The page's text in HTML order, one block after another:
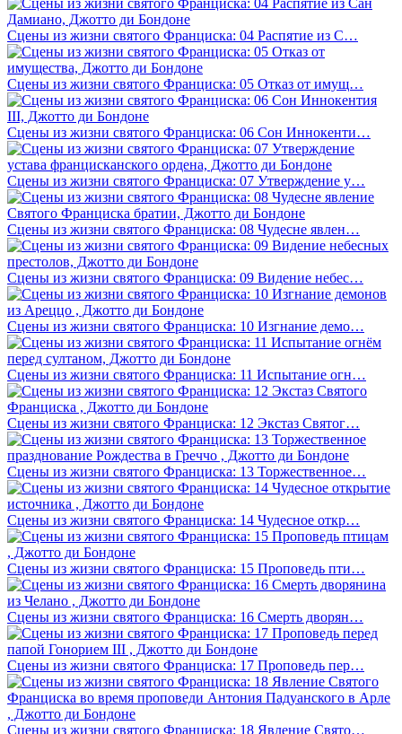
Сцены из жизни святого Франциска: 04 Распятие из С…
Сцены из жизни святого Франциска: 05 Отказ от имущ…
Сцены из жизни святого Франциска: 06 Сон Иннокенти…
Сцены из жизни святого Франциска: 07 Утверждение у…
Сцены из жизни святого Франциска: 08 Чудесне явлен…
Сцены из жизни святого Франциска: 09 Видение небес…
Сцены из жизни святого Франциска: 10 Изгнание демо…
Сцены из жизни святого Франциска: 11 Испытание огн…
Сцены из жизни святого Франциска: 12 Экстаз Святог…
Сцены из жизни святого Франциска: 13 Торжественное…
Сцены из жизни святого Франциска: 14 Чудесное откр…
Сцены из жизни святого Франциска: 15 Проповедь пти…
Сцены из жизни святого Франциска: 16 Смерть дворян…
Сцены из жизни святого Франциска: 17 Проповедь пер…
Сцены из жизни святого Франциска: 18 Явление Свято…